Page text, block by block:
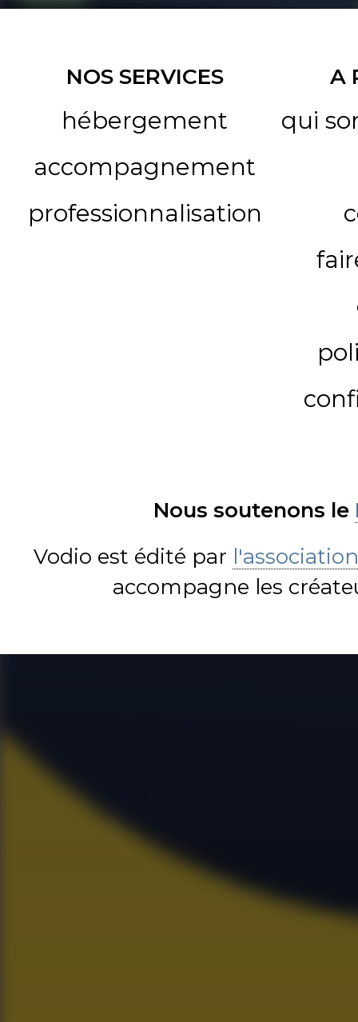
NOS SERVICES
hébergement
accompagnement
professionnalisation
A
qui